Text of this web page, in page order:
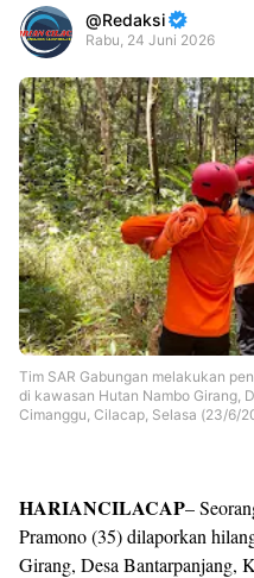
Redaksi
Rabu, 24 Juni 2026
Premium
By
Raushan
Design
With
Shroff
Templates
Tim SAR Gabungan melakukan
di kawasan Hutan Nambo Girang,
Cimanggu, Cilacap, Selasa (23/6/
HARIANCILACAP–
Pramono (35) dilaporkan
Girang, Desa Bantarpanjang,